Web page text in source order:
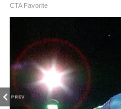
PREV
3
7